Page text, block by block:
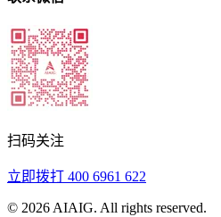
扫码关注
立即拨打 400 6961 622
© 2026 AIAIG. All rights reserved.